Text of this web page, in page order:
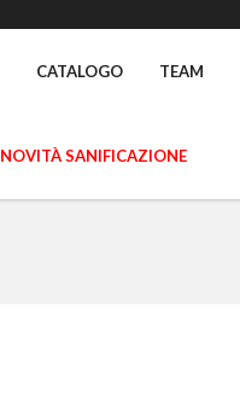
CATALOGO TEAM
NOVITÀ SANIFICAZIONE